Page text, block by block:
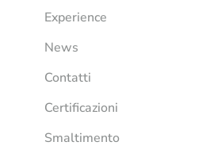
Experience
News
Contatti
Certificazioni
Smaltimento